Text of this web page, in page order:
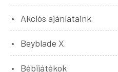
Akciós ajánlataink
Beyblade X
Bébijátékok